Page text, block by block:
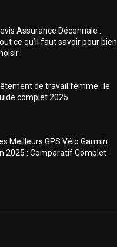
Assurance Décennale :
ce qu’il faut savoir pour bien
de travail femme : le
complet 2025
Meilleurs GPS Vélo Garmin
2025 : Comparatif Complet